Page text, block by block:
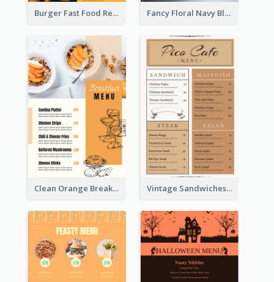
Burger Fast Food Restaurant Menu Design Fancy Floral Navy Blue Menu Design
Clean Orange Breakfast Cafe Menu Design Vintage Sandwiches Menu Design Inspiration